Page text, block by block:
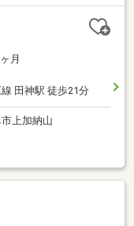
月
田神駅 徒歩21分
上加納山